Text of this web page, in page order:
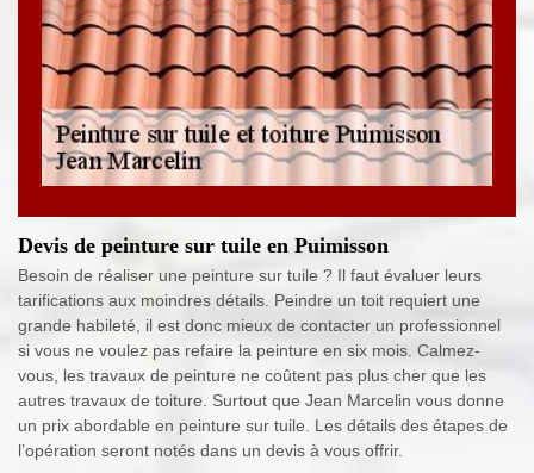
Devis de peinture sur tuile en Puimisson
Besoin de réaliser une peinture sur tuile ? Il faut évaluer leurs
tarifications aux moindres détails. Peindre un toit requiert une
grande habileté, il est donc mieux de contacter un professionnel
si vous ne voulez pas refaire la peinture en six mois. Calmez-
vous, les travaux de peinture ne coûtent pas plus cher que les
autres travaux de toiture. Surtout que Jean Marcelin vous donne
un prix abordable en peinture sur tuile. Les détails des étapes de
l’opération seront notés dans un devis à vous offrir.